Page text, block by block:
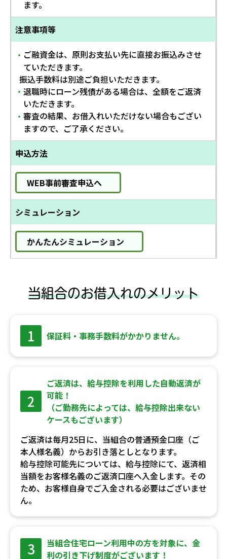
ます。
注意事項等
・ ご融資金は、原則お支払い先に直接お振込みさせ
ていただきます。
振込手数料は別途ご負担いただきます。
・ 退職時にローン残債がある場合は、全額をご返済
いただきます。
・ 審査の結果、お借入れいただけない場合もござい
ますので、ご了承ください。
申込方法
WEB事前審査申込へ
シミュレーション
かんたんシミュレーション
当組合のお借入れのメリット
1 保証料・事務手数料がかかりません。
2
ご返済は、給与控除を利用した自動返済が
可能！
（ご勤務先によっては、給与控除出来ない
ケースもございます）
ご返済は毎月25日に、当組合の普通預金口座（ご
本人様名義）からお引き落としとなります。
給与控除可能先については、給与控除にて、返済相
当額をお客様名義のご返済口座へ入金します。その
ため、お客様自身でご入金される必要はございませ
ん。
3
当組合住宅ローン利用中の方を対象に、金
利の引き下げ制度がございます！